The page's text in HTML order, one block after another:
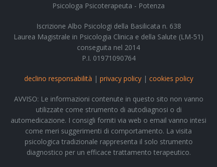
Psicologa Psicoterapeuta - Potenza
Iscrizione Albo Psicologi della Basilicata n. 638
Laurea Magistrale in Psicologia Clinica e della Salute (LM-51)
conseguita nel 2014
P.I. 01971090764
declino responsabilità | privacy policy| cookies policy
AVVISO: Le informazioni contenute in questo sito non vanno
utilizzate come strumento di autodiagnosi o di
automedicazione. I consigli forniti via web o email vanno intesi
come meri suggerimenti di comportamento. La visita
psicologica tradizionale rappresenta il solo strumento
diagnostico per un efficace trattamento terapeutico.